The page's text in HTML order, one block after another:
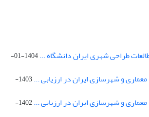
طراحی شهری ایران دانشگاه ...
1404-01-
و شهرسازی ایران در ارزیابی ...
1403-
و شهرسازی ایران در ارزیابی ...
1402-